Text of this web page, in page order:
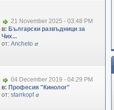
21 November 2025 - 03:48 PM
в: Български развъдници за
Чих...
от: Ancheto
04 December 2019 - 04:29 PM
в: Професия "Кинолог"
от: starrkopf